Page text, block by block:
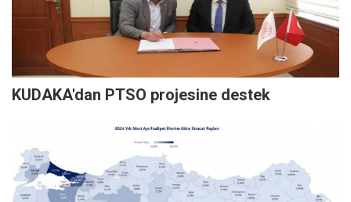
KUDAKA'dan PTSO projesine destek